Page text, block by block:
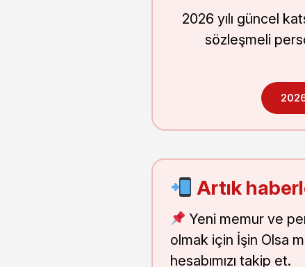
2026 yılı güncel
sözleşmeli
Artık
Yeni memur ve
olmak için İşin Olsa
hesabımızı takip et.